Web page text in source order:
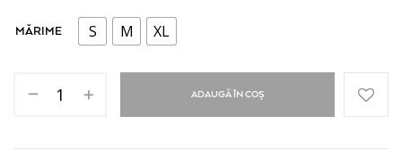
MĂRIME S M XL
ADAUGĂ ÎN COȘ